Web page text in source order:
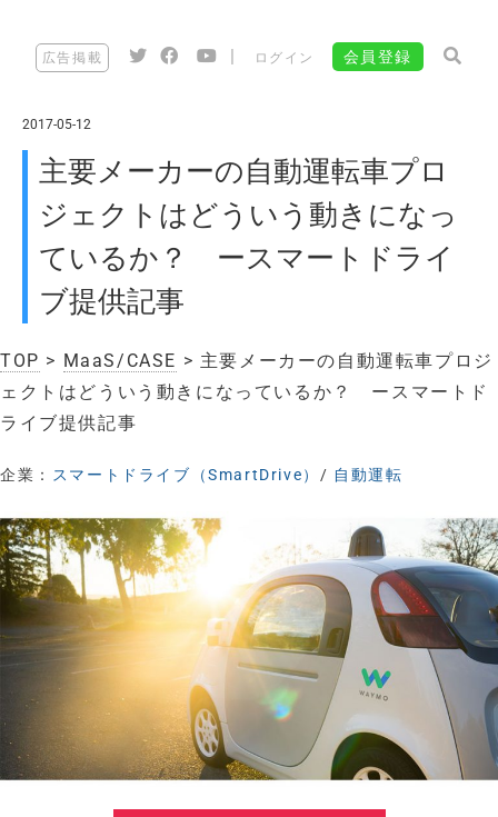
広告掲載 ログイン 会員登録
2017-05-12
主要メーカーの自動運転車プロ
ジェクトはどういう動きになっ
ているか？ ースマートドライ
ブ提供記事
TOP > MaaS/CASE > 主要メーカーの自動運転車プロジ
ェクトはどういう動きになっているか？ ースマートド
ライブ提供記事
企業： スマートドライブ（SmartDrive） / 自動運転